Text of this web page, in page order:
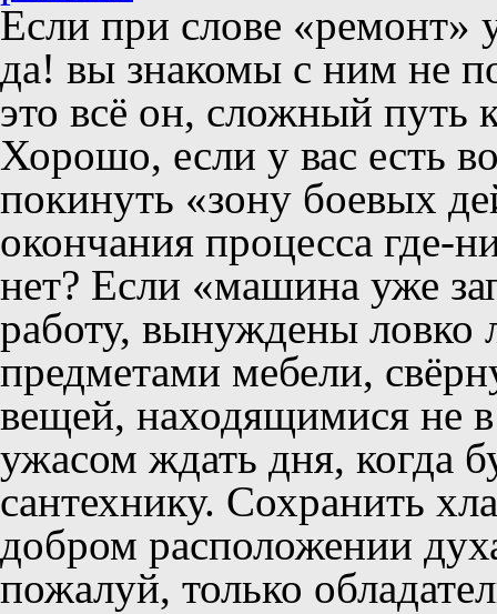
Если при слове «ремонт»
да! вы знакомы с ним не
это всё он, сложный путь
Хорошо, если у вас есть
покинуть «зону боевых
окончания процесса где-
нет? Если «машина уже
работу, вынуждены ловко
предметами мебели,
вещей, находящимися не
ужасом ждать дня, когда
сантехнику. Сохранить
добром расположении
пожалуй, только